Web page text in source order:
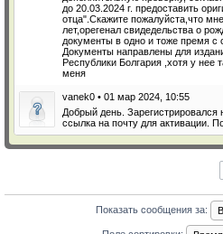
до 20.03.2024 г. предоставить
отца".Скажите пожалуйста,что
лет,орегенал свидедельства о
документы в одно и тоже премя с
Документы направлены для
Республики Болгария ,хотя у нее
меня
vanek0 • 01 мар 2024, 10:55
Добрый день.
ссылка на почту для активации.
Показать сообщения за: